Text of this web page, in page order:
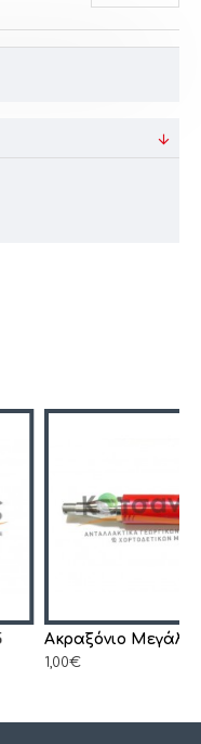
Ακραξόνιο Μεγάλο 0942192300